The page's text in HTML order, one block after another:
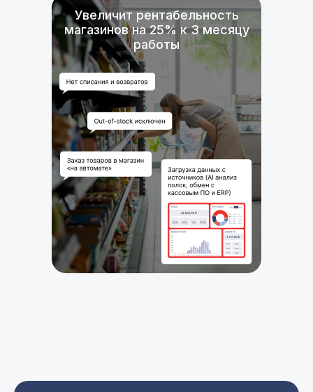
Увеличит рентабельность
магазинов на 25% к 3 месяцу
работы